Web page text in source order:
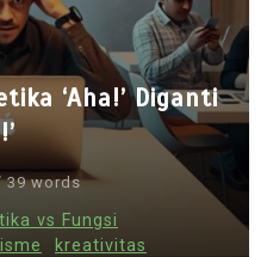
‘Aha!’ Diganti
39 words
vs Fungsi
kreativitas